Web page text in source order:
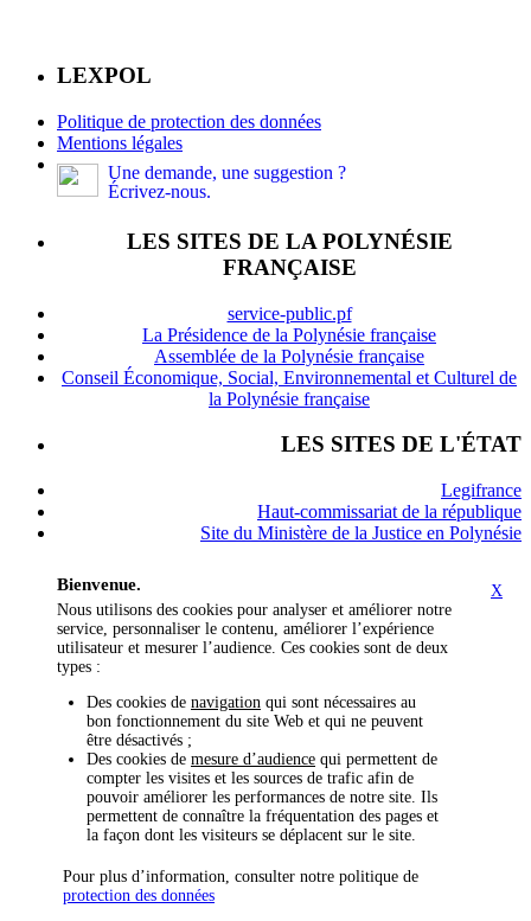
LEXPOL
Politique de protection des données
Mentions légales
Une demande, une suggestion ?
Écrivez-nous.
LES SITES DE LA POLYNÉSIE
FRANÇAISE
service-public.pf
La Présidence de la Polynésie française
Assemblée de la Polynésie française
Conseil Économique, Social, Environnemental et Culturel de
la Polynésie française
LES SITES DE L'ÉTAT
Legifrance
Haut-commissariat de la république
Site du Ministère de la Justice en Polynésie
X
Bienvenue.
Nous utilisons des cookies pour analyser et améliorer notre
service, personnaliser le contenu, améliorer l’expérience
utilisateur et mesurer l’audience. Ces cookies sont de deux
types :
Des cookies de navigation qui sont nécessaires au
bon fonctionnement du site Web et qui ne peuvent
être désactivés ;
Des cookies de mesure d’audience qui permettent de
compter les visites et les sources de trafic afin de
pouvoir améliorer les performances de notre site. Ils
permettent de connaître la fréquentation des pages et
la façon dont les visiteurs se déplacent sur le site.
Pour plus d’information, consulter notre politique de
protection des données